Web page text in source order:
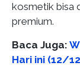
kosmetik bisa
premium.
Baca Juga:
Hari ini (12/